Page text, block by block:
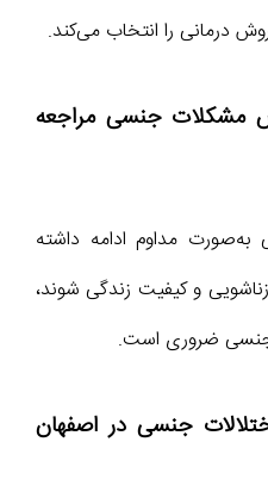
درمانی را انتخاب می‌کند.
مشکلات جنسی مراجعه
مداوم ادامه داشته
و کیفیت زندگی شوند،
ضروری است.
جنسی در اصفهان